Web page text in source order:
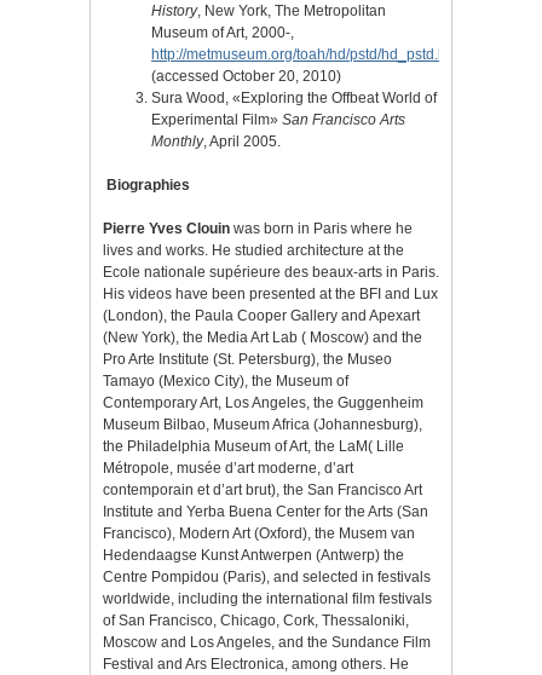
History, New York, The Metropolitan
Museum of Art, 2000-,
http://metmuseum.org/toah/hd/pstd/hd_pstd.htm
(accessed October 20, 2010)
Sura Wood, «Exploring the Offbeat World of
Experimental Film» San Francisco Arts
Monthly, April 2005.
Biographies
Pierre Yves Clouin was born in Paris where he
lives and works. He studied architecture at the
Ecole nationale supérieure des beaux-arts in Paris.
His videos have been presented at the BFI and Lux
(London), the Paula Cooper Gallery and Apexart
(New York), the Media Art Lab ( Moscow) and the
Pro Arte Institute (St. Petersburg), the Museo
Tamayo (Mexico City), the Museum of
Contemporary Art, Los Angeles, the Guggenheim
Museum Bilbao, Museum Africa (Johannesburg),
the Philadelphia Museum of Art, the LaM( Lille
Métropole, musée d’art moderne, d’art
contemporain et d’art brut), the San Francisco Art
Institute and Yerba Buena Center for the Arts (San
Francisco), Modern Art (Oxford), the Musem van
Hedendaagse Kunst Antwerpen (Antwerp) the
Centre Pompidou (Paris), and selected in festivals
worldwide, including the international film festivals
of San Francisco, Chicago, Cork, Thessaloniki,
Moscow and Los Angeles, and the Sundance Film
Festival and Ars Electronica, among others. He